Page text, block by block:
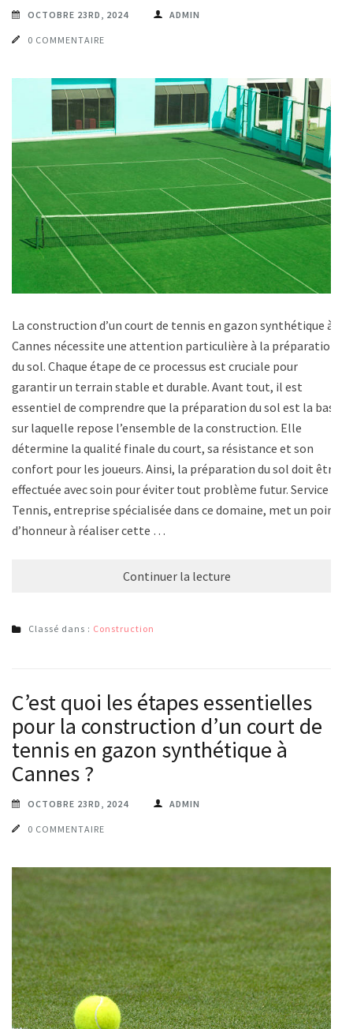
OCTOBRE 23RD, 2024 ADMIN
0 COMMENTAIRE
La construction d’un court de tennis en gazon synthétique à
Cannes nécessite une attention particulière à la préparation
du sol. Chaque étape de ce processus est cruciale pour
garantir un terrain stable et durable. Avant tout, il est
essentiel de comprendre que la préparation du sol est la base
sur laquelle repose l’ensemble de la construction. Elle
détermine la qualité finale du court, sa résistance et son
confort pour les joueurs. Ainsi, la préparation du sol doit être
effectuée avec soin pour éviter tout problème futur. Service
Tennis, entreprise spécialisée dans ce domaine, met un point
d’honneur à réaliser cette …
Continuer la lecture
Classé dans : Construction
C’est quoi les étapes essentielles
pour la construction d’un court de
tennis en gazon synthétique à
Cannes ?
OCTOBRE 23RD, 2024 ADMIN
0 COMMENTAIRE